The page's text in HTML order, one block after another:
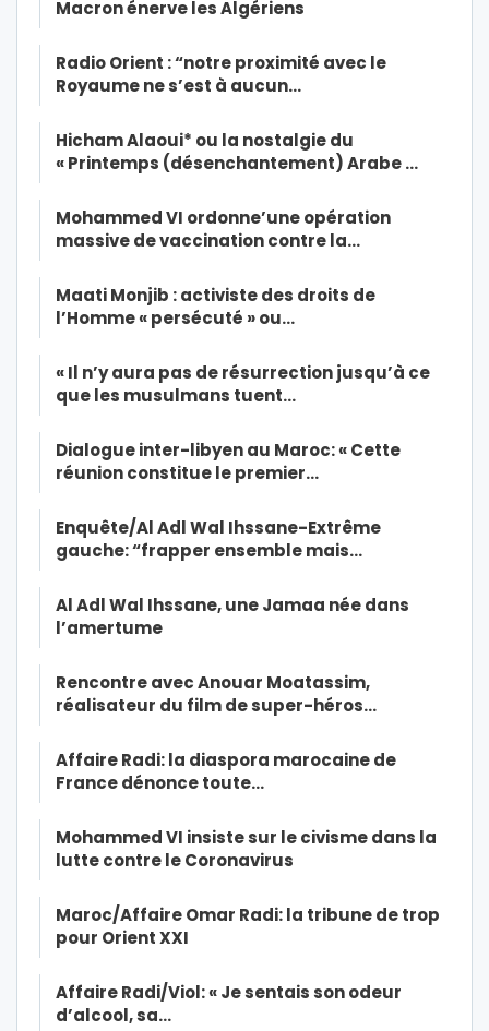
Macron énerve les Algériens
Radio Orient : “notre proximité avec le
Royaume ne s’est à aucun…
Hicham Alaoui* ou la nostalgie du
« Printemps (désenchantement) Arabe …
Mohammed VI ordonne’une opération
massive de vaccination contre la…
Maati Monjib : activiste des droits de
l’Homme « persécuté » ou…
« Il n’y aura pas de résurrection jusqu’à ce
que les musulmans tuent…
Dialogue inter-libyen au Maroc: « Cette
réunion constitue le premier…
Enquête/Al Adl Wal Ihssane-Extrême
gauche: “frapper ensemble mais…
Al Adl Wal Ihssane, une Jamaa née dans
l’amertume
Rencontre avec Anouar Moatassim,
réalisateur du film de super-héros…
Affaire Radi: la diaspora marocaine de
France dénonce toute…
Mohammed VI insiste sur le civisme dans la
lutte contre le Coronavirus
Maroc/Affaire Omar Radi: la tribune de trop
pour Orient XXI
Affaire Radi/Viol: « Je sentais son odeur
d’alcool, sa…